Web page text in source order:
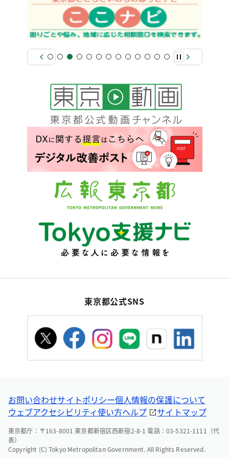
東京都公式SNS
お問い合わせサイトポリシー個人情報の保護について
ウェブアクセシビリティ使い方ヘルプ サイトマップ
東京都庁：〒163-8001 東京都新宿区西新宿2-8-1 電話：03-5321-1111（代
表）
Copyright (C) Tokyo Metropolitan Government. All Rights Reserved.